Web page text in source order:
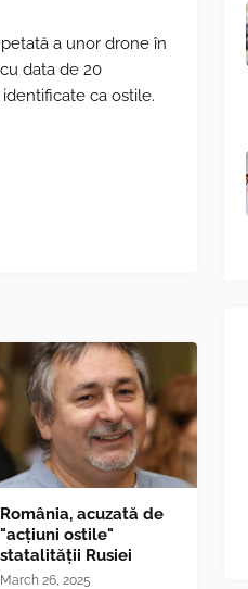
a unor drone în
data de 20
ca ostile.
România, acuzată de
"acțiuni ostile"
statalității Rusiei
March 26, 2025